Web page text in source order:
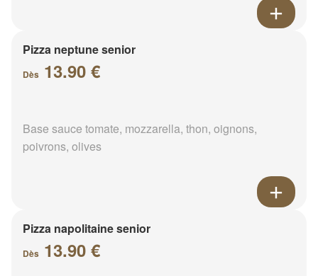
Pizza neptune senior
Dès 13.90 €
Base sauce tomate, mozzarella, thon, oignons,
poivrons, olives
Pizza napolitaine senior
Dès 13.90 €